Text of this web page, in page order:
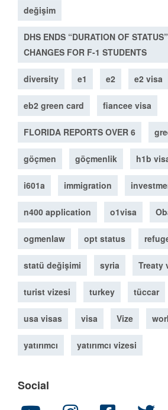
değişim
DHS ENDS “DURATION OF
CHANGES FOR F-1 STUDENTS
diversity e1 e2 e2 visa
eb2 green card fiancee visa
FLORIDA REPORTS OVER 6
göçmen göçmenlik h1b
i601a immigration
n400 application o1visa
ogmenlaw opt status
statü değişimi syria Treaty
turist vizesi turkey tüccar
usa visas visa Vize
yatırımcı yatırımcı vizesi
Social